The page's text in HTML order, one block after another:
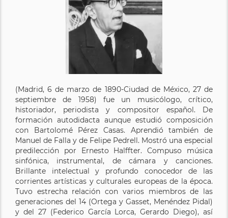
(Madrid, 6 de marzo de 1890-Ciudad de México, 27 de
septiembre de 1958) fue un musicólogo, crítico,
historiador, periodista y compositor español. De
formación autodidacta aunque estudió composición
con Bartolomé Pérez Casas. Aprendió también de
Manuel de Falla y de Felipe Pedrell. Mostró una especial
predilección por Ernesto Halffter. Compuso música
sinfónica, instrumental, de cámara y canciones.
Brillante intelectual y profundo conocedor de las
corrientes artísticas y culturales europeas de la época.
Tuvo estrecha relación con varios miembros de las
generaciones del 14 (Ortega y Gasset, Menéndez Pidal)
y del 27 (Federico García Lorca, Gerardo Diego), así